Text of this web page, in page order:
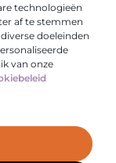
technologieën
af te stemmen
doeleinden
van onze
Ga Naar